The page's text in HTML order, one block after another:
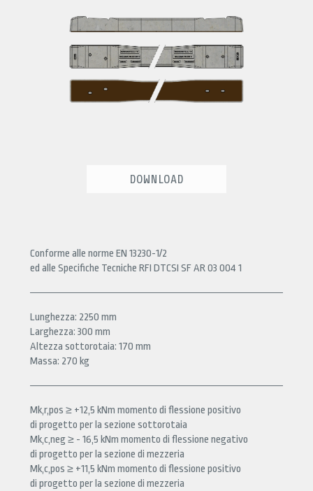
DOWNLOAD
Conforme alle norme EN 13230-1/2
ed alle Specifiche Tecniche RFI DTCSI SF AR 03 004 1
Lunghezza: 2250 mm
Larghezza: 300 mm
Altezza sottorotaia: 170 mm
Massa: 270 kg
Mk,r,pos ≥ +12,5 kNm momento di flessione positivo
di progetto per la sezione sottorotaia
Mk,c,neg ≥ - 16,5 kNm momento di flessione negativo
di progetto per la sezione di mezzeria
Mk,c,pos ≥ +11,5 kNm momento di flessione positivo
di progetto per la sezione di mezzeria